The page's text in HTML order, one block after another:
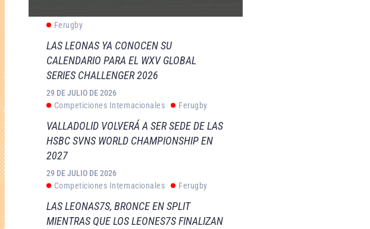
Ferugby
LAS LEONAS YA CONOCEN SU
CALENDARIO PARA EL WXV GLOBAL
SERIES CHALLENGER 2026
29 DE JULIO DE 2026
Competiciones Internacionales
Ferugby
VALLADOLID VOLVERÁ A SER SEDE DE LAS
HSBC SVNS WORLD CHAMPIONSHIP EN
2027
29 DE JULIO DE 2026
Competiciones Internacionales
Ferugby
LAS LEONAS7S, BRONCE EN SPLIT
MIENTRAS QUE LOS LEONES7S FINALIZAN